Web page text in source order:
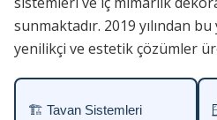
sunmaktadır. 2019 yılından
yenilikçi ve estetik çözümler
🏗 Tavan Sistemleri